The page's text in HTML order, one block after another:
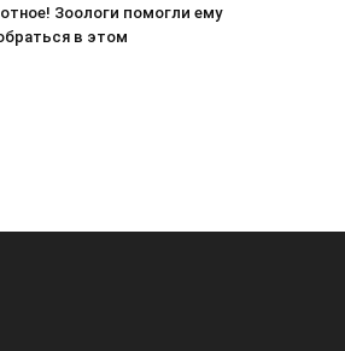
Зоологи помогли ему
в этом